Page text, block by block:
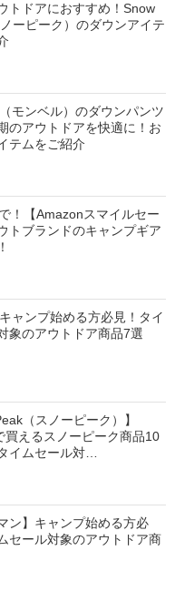
トドアにおすすめ！Snow
ーピーク）のダウンアイテ
モンベル）のダウンパンツ
のアウトドアを快適に！お
テムをご紹介
！【Amazonスマイルセー
トブランドのキャンプギア
キャンプ始める方必見！タイ
象のアウトドア商品7選
（スノーピーク）】
買えるスノーピーク商品10
イムセール対…
ン】キャンプ始める方必
セール対象のアウトドア商